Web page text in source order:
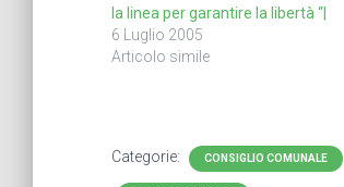
la linea per garantire la libertà “|
6 Luglio 2005
Articolo simile
Categorie: CONSIGLIO COMUNALE